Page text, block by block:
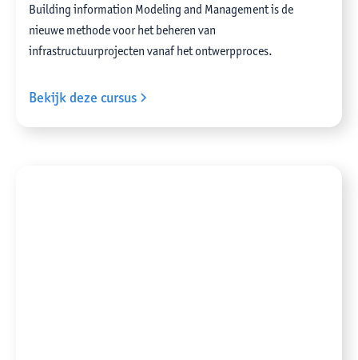
Building information Modeling and Management is de
nieuwe methode voor het beheren van
infrastructuurprojecten vanaf het ontwerpproces.
Bekijk deze cursus